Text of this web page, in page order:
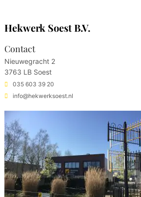
Hekwerk Soest B.V.
Contact
Nieuwegracht 2
3763 LB Soest
035 603 39 20
info@hekwerksoest.nl